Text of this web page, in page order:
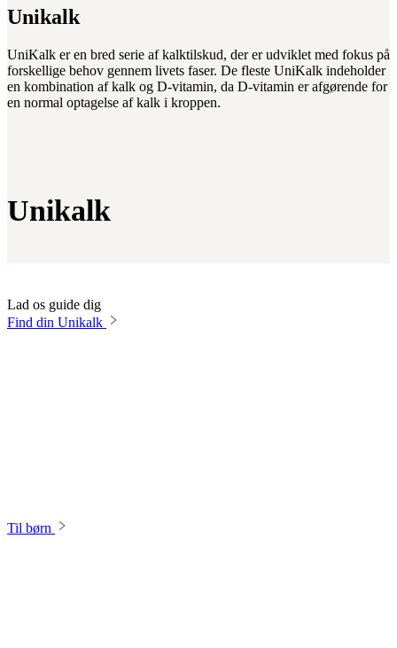
Unikalk
UniKalk er en bred serie af kalktilskud, der er udviklet med fokus på
forskellige behov gennem livets faser. De fleste UniKalk indeholder
en kombination af kalk og D-vitamin, da D-vitamin er afgørende for
en normal optagelse af kalk i kroppen.
Unikalk
Lad os guide dig
Find din Unikalk
Til børn